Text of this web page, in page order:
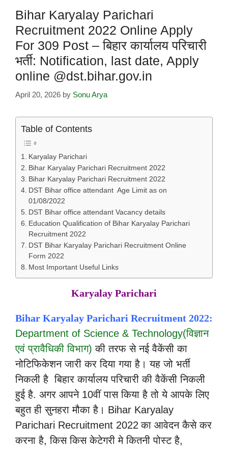
Bihar Karyalay Parichari
Recruitment 2022 Online Apply
For 309 Post – बिहार कार्यालय परिचारी
भर्ती: Notification, last date, Apply
online @dst.bihar.gov.in
April 20, 2026 by Sonu Arya
Table of Contents
Karyalay Parichari
Bihar Karyalay Parichari Recruitment 2022
Bihar Karyalay Parichari Recruitment 2022
DST Bihar office attendant Age Limit as on
01/08/2022
DST Bihar office attendant Vacancy details
Education Qualification of Bihar Karyalay Parichari
Recruitment 2022
DST Bihar Karyalay Parichari Recruitment Online
Form 2022
Most Important Useful Links
Karyalay Parichari
Bihar Karyalay Parichari Recruitment 2022:
Department of Science & Technology(विज्ञान
एवं प्रावैधिकी विभाग) की तरफ से नईवैकेंसी का
नोटिफिकेशन जारी कर दिया गया है। यह जो भर्ती
निकली है बिहार कार्यालय परिचारी की वैकेंसी निकली
हुई है. अगर आपने 10वीं पास किया है तो ये आपके लिए
बहुत ही सुनहरा मौका है। Bihar Karyalay
Parichari Recruitment 2022 का आवेदन कैसे कर
करना है, किस किस केटेगरी मे कितनी पोस्ट है,